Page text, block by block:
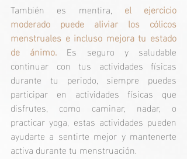
También es mentira, el ejercicio
moderado puede aliviar los cólicos
menstruales e incluso mejora tu estado
de ánimo. Es seguro y saludable
continuar con tus actividades físicas
durante tu periodo, siempre puedes
participar en actividades físicas que
disfrutes, como caminar, nadar, o
practicar yoga, estas actividades pueden
ayudarte a sentirte mejor y mantenerte
activa durante tu menstruación.